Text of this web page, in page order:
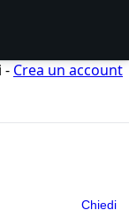
- Crea un account
Chiedi